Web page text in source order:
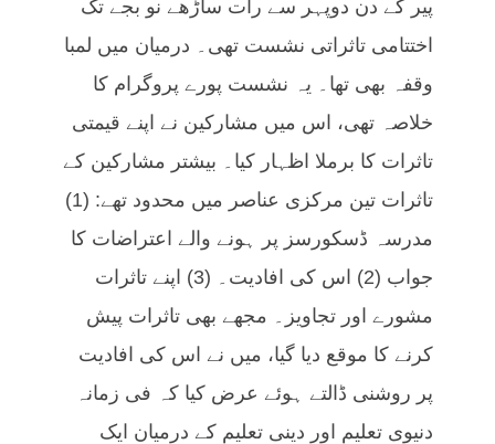
پیر کے دن دوپہر سے رات ساڑھے نو بجے تک
اختتامی تاثراتی نشست تھی۔ درمیان میں لمبا
وقفہ بھی تھا۔ یہ نشست پورے پروگرام کا
خلاصہ تھی، اس میں مشارکین نے اپنے قیمتی
تاثرات کا برملا اظہار کیا۔ بیشتر مشارکین کے
تاثرات تین مرکزی عناصر میں محدود تھے: (1)
مدرسہ ڈسکورسز پر ہونے والے اعتراضات کا
جواب (2) اس کی افادیت۔ (3) اپنے تاثرات
مشورے اور تجاویز۔ مجھے بھی تاثرات پیش
کرنے کا موقع دیا گیا، میں نے اس کی افادیت
پر روشنی ڈالتے ہوئے عرض کیا کہ فی زمانہ
دنیوی تعلیم اور دینی تعلیم کے درمیان ایک